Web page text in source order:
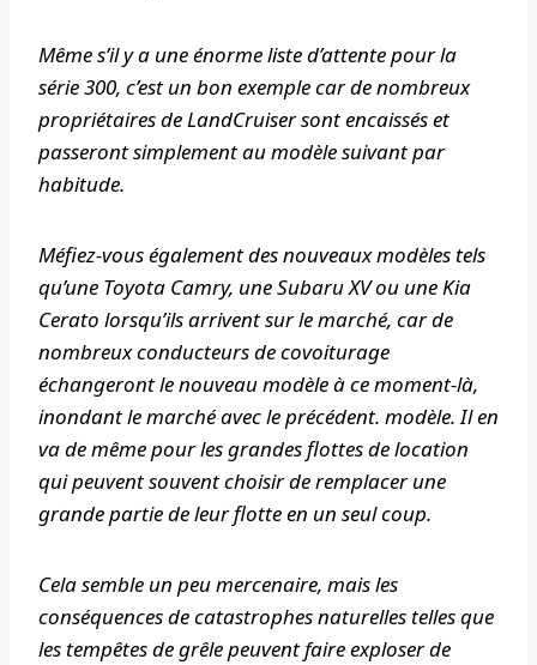
Même s’il y a une énorme liste d’attente pour la
série 300, c’est un bon exemple car de nombreux
propriétaires de LandCruiser sont encaissés et
passeront simplement au modèle suivant par
habitude.
Méfiez-vous également des nouveaux modèles tels
qu’une Toyota Camry, une Subaru XV ou une Kia
Cerato lorsqu’ils arrivent sur le marché, car de
nombreux conducteurs de covoiturage
échangeront le nouveau modèle à ce moment-là,
inondant le marché avec le précédent. modèle. Il en
va de même pour les grandes flottes de location
qui peuvent souvent choisir de remplacer une
grande partie de leur flotte en un seul coup.
Cela semble un peu mercenaire, mais les
conséquences de catastrophes naturelles telles que
les tempêtes de grêle peuvent faire exploser de